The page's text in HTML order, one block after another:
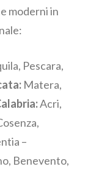
moderni in
Pescara,
Matera,
Acri,
–
Benevento,